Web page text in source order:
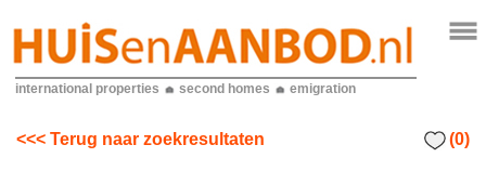
international properties second homes emigration
<<< Terug naar zoekresultaten (0)